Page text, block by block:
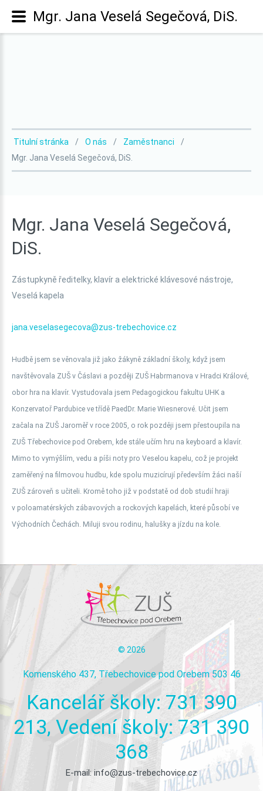
Titulní stránka O nás
Zaměstnanci
Mgr. Jana Veselá Segečová, DiS.
Mgr. Jana Veselá Segečová,
DiS.
Zástupkyně ředitelky, klavír a elektrické klávesové nástroje,
Veselá kapela
jana.veselasegecova@zus-trebechovice.cz
Hudbě jsem se věnovala již jako žákyně základní školy, když jsem
navštěvovala ZUŠ v Čáslavi a později ZUŠ Habrmanova v Hradci Králové,
obor hra na klavír. Vystudovala jsem Pedagogickou fakultu UHK a
Konzervatoř Pardubice ve třídě PaedDr. Marie Wiesnerové. Učit jsem
začala na ZUŠ Jaroměř v roce 2005, o rok později jsem přestoupila na
ZUŠ Třebechovice pod Orebem, kde stále učím hru na keyboard a klavír.
Mimo to vymýšlím, vedu a píši noty pro Veselou kapelu, což je projekt
zaměřený na filmovou hudbu, kde spolu muzicírují především žáci naší
ZUŠ zároveň s učiteli. Kromě toho již v podstatě od dob studií hraji
v poloamatérských zábavových a rockových kapelách, které působí ve
Východních Čechách. Miluji svou rodinu, halušky a jízdu na kole.
© 2026
Komenského 437, Třebechovice pod Orebem 503 46
Kancelář školy: 731 390
213, Vedení školy: 731 390
368
E-mail: info@zus-trebechovice.cz
Mgr. Jana Veselá Segečová, DiS.